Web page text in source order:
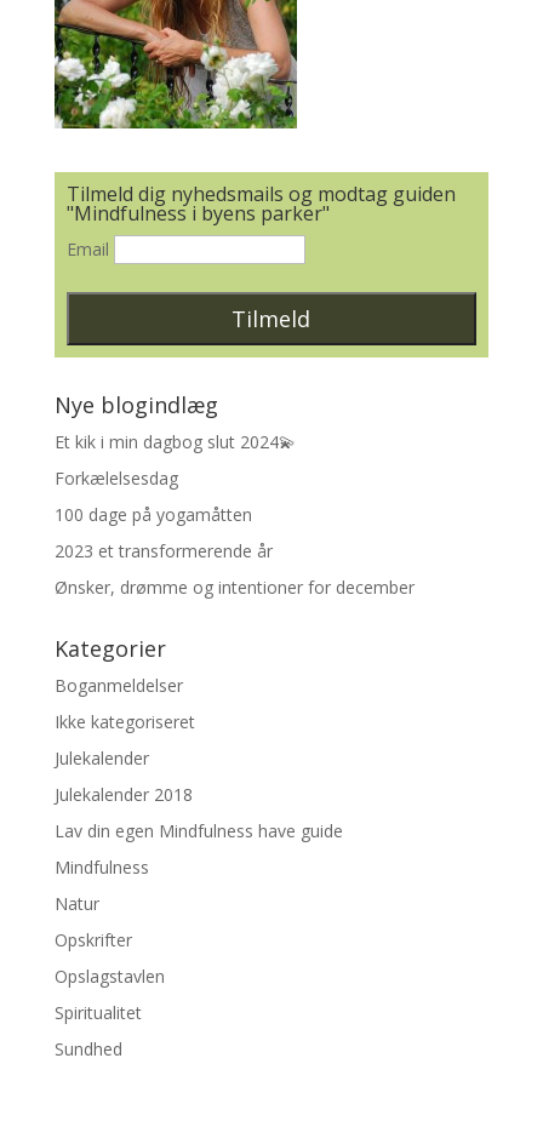
Tilmeld dig nyhedsmails og modtag guiden
"Mindfulness i byens parker"
Email
Nye blogindlæg
Et kik i min dagbog slut 2024💫
Forkælelsesdag
100 dage på yogamåtten
2023 et transformerende år
Ønsker, drømme og intentioner for december
Kategorier
Boganmeldelser
Ikke kategoriseret
Julekalender
Julekalender 2018
Lav din egen Mindfulness have guide
Mindfulness
Natur
Opskrifter
Opslagstavlen
Spiritualitet
Sundhed